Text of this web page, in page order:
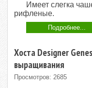
Имеет слегка
рифленые.
Подробнее...
Хоста Designer
выращивания
Просмотров: 2685